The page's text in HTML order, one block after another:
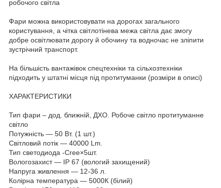
робочого світла
Фари можна використовувати на дорогах загального
користування, а чітка світлотінева межа світла дає змогу
добре освітлювати дорогу й обочину та водночас не зліпити
зустрічний транспорт.
На більшість вантажівок спецтехніки та сільхозтехніки
підходить у штатні місця під протитуманки (розміри в описі)
ХАРАКТЕРИСТИКИ
Тип фари – дод. ближній, ДХО. Робоче світло протитуманне
світло
Потужність — 50 Вт. (1 шт.)
Світловий потік — 40000 Lm.
Тип светодиода -Cree×5шт.
Вологозахист — IP 67 (вологий захищений)
Напруга живлення — 12-36 л.
Колірна температура — 5000К (білий)